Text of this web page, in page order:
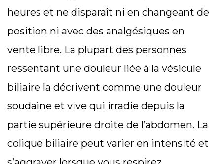
heures et ne disparaît ni en changeant de
position ni avec des analgésiques en
vente libre. La plupart des personnes
ressentant une douleur liée à la vésicule
biliaire la décrivent comme une douleur
soudaine et vive qui irradie depuis la
partie supérieure droite de l’abdomen. La
colique biliaire peut varier en intensité et